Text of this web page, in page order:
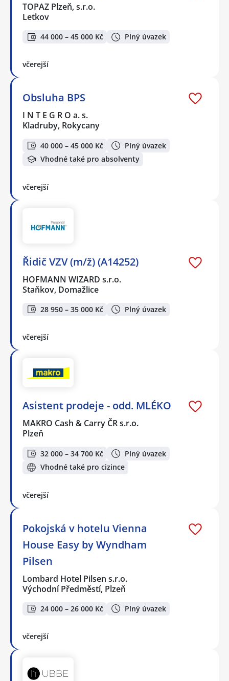
TOPAZ Plzeň, s.r.o.
Letkov
44 000 – 45 000 Kč Plný úvazek
včerejší
Obsluha BPS
I N T E G R O a. s.
Kladruby, Rokycany
40 000 – 45 000 Kč
Plný úvazek
Vhodné také pro absolventy
včerejší
Řidič VZV (m/ž) (A14252)
HOFMANN WIZARD s.r.o.
Staňkov, Domažlice
28 950 – 35 000 Kč Plný úvazek
včerejší
Asistent prodeje - odd. MLÉKO
MAKRO Cash & Carry ČR s.r.o.
Plzeň
32 000 – 34 700 Kč
Plný úvazek
Vhodné také pro cizince
včerejší
Pokojská v hotelu Vienna
House Easy by Wyndham
Pilsen
Lombard Hotel Pilsen s.r.o.
Východní Předměstí, Plzeň
24 000 – 26 000 Kč Plný úvazek
včerejší